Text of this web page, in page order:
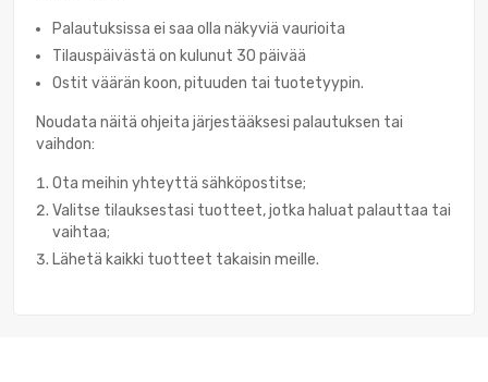
Palautuksissa ei saa olla näkyviä vaurioita
Tilauspäivästä on kulunut 30 päivää
Ostit väärän koon, pituuden tai tuotetyypin.
Noudata näitä ohjeita järjestääksesi palautuksen tai
vaihdon:
Ota meihin yhteyttä sähköpostitse;
Valitse tilauksestasi tuotteet, jotka haluat palauttaa tai
vaihtaa;
Lähetä kaikki tuotteet takaisin meille.